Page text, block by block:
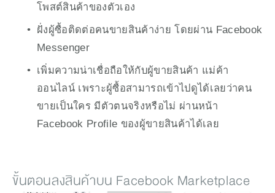
โพสต์สินค้าของตัวเอง
ฝั่งผู้ซื้อติดต่อคนขายสินค้าง่าย โดยผ่าน Facebook
Messenger
เพิ่มความน่าเชื่อถือให้กับผู้ขายสินค้า แม่ค้า
ออนไลน์ เพราะผู้ซื้อสามารถเข้าไปดูได้เลยว่าคน
ขายเป็นใคร มีตัวตนจริงหรือไม่ ผ่านหน้า
Facebook Profile ของผู้ขายสินค้าได้เลย
ขั้นตอนลงสินค้าบน Facebook Marketplace